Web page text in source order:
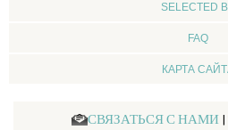
SELECTED
FAQ
КАРТА
СВЯЗАТЬСЯ С НАМИ |